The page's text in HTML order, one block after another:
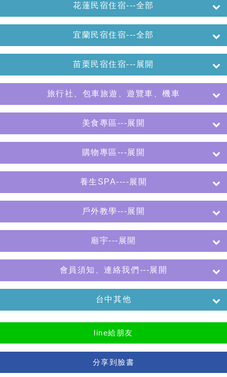
花蓮民宿住宿---全部
宜蘭民宿住宿---全部
苗栗民宿住宿---展開
旅行社、包車旅遊、遊覽車、機車
美食專區---展開
購物專區---展開
養生SPA----展開
戶外教學---展開
廟宇---展開
會員須知、連絡我們---展開
台中其他
line給朋友
分享到臉書